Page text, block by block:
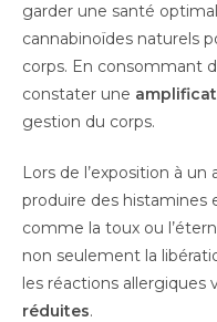
garder une santé
cannabinoïdes naturels
corps. En consommant
constater une
gestion du corps.
Lors de l’exposition à
produire des
comme la toux ou
non seulement la
les réactions
réduites.